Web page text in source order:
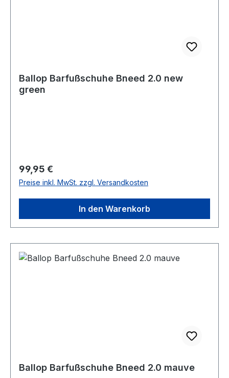
Ballop Barfußschuhe Bneed 2.0 new
green
Regulärer Preis:
99,95 €
Preise inkl. MwSt. zzgl. Versandkosten
In den Warenkorb
Ballop Barfußschuhe Bneed 2.0 mauve